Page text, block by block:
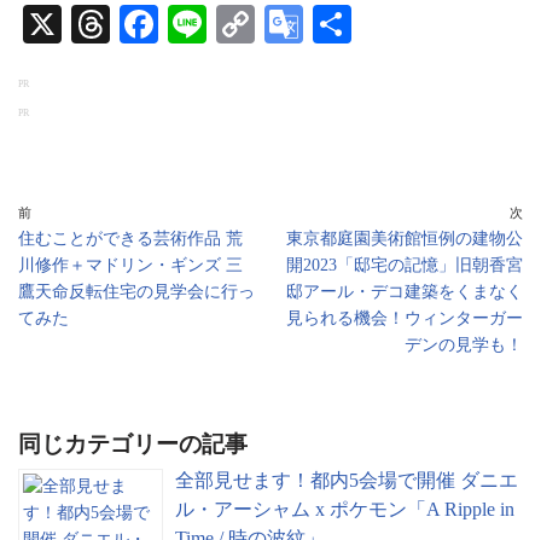
X
T
Fa Li
C
G
sl
at
e
PR
PR
前
住むことができる芸術作品 荒
川修作＋マドリン・ギンズ 三
鷹天命反転住宅の見学会に行っ
てみた
次
東京都庭園美術館恒例の建物公
開2023「邸宅の記憶」旧朝香宮
邸アール・デコ建築をくまなく
見られる機会！ウィンターガー
デンの見学も！
同じカテゴリーの記事
全部見せます！都内5会場で開催 ダニエ
ル・アーシャム x ポケモン「A Ripple in